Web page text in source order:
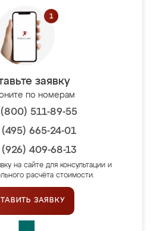
заявку
по номерам
511-89-55
665-24-01
409-68-13
на сайте для консультации и
расчёта стоимости.
ЗАЯВКУ